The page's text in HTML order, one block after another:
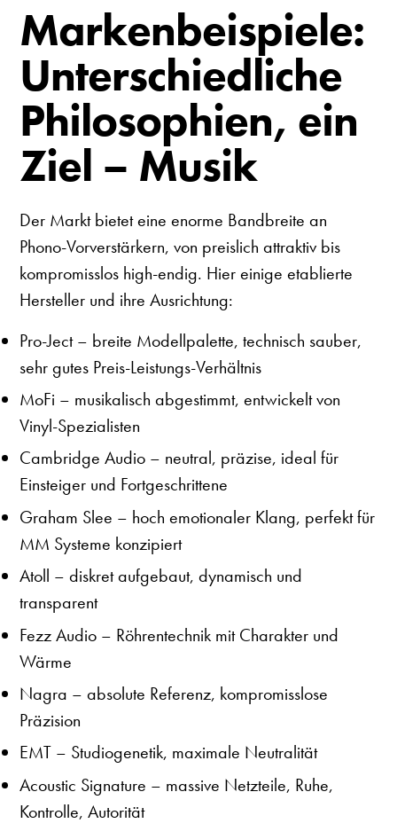
Markenbeispiele:
Unterschiedliche
Philosophien, ein
Ziel – Musik
Der Markt bietet eine enorme Bandbreite an
Phono-Vorverstärkern, von preislich attraktiv bis
kompromisslos high-endig. Hier einige etablierte
Hersteller und ihre Ausrichtung:
Pro-Ject– breite Modellpalette, technisch sauber,
sehr gutes Preis-Leistungs-Verhältnis
MoFi – musikalisch abgestimmt, entwickelt von
Vinyl-Spezialisten
Cambridge Audio – neutral, präzise, ideal für
Einsteiger und Fortgeschrittene
Graham Slee – hoch emotionaler Klang, perfekt für
MM Systeme konzipiert
Atoll – diskret aufgebaut, dynamisch und
transparent
Fezz Audio – Röhrentechnik mit Charakter und
Wärme
Nagra – absolute Referenz, kompromisslose
Präzision
EMT – Studiogenetik, maximale Neutralität
Acoustic Signature – massive Netzteile, Ruhe,
Kontrolle, Autorität